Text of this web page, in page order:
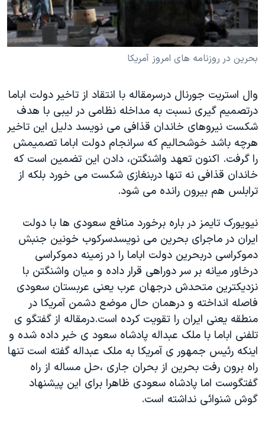
فرهنگ و زندگی
حقوق شهروندی
اسرائیل در جنگ
گالری عکس
آرشیو پخش زنده
مستندها
انتخابات ریاست جمهوری آمریکا ۲۰۲۴
حمله جمهوری اسلامی به اسرائیل
ورزش زنان در ایران
اعتراضات زن، زندگی، آزادی
مجموعه مستندهای دادخواهی
تریبونال مردمی آبان ۹۸
دادگاه حمید نوری
قانون شفافیت دارائی کادر رهبری ایران
اعتراضات مردمی آبان ۹۸
اسرائیل در جنگ
نرگس محمدی برنده جایزه نوبل صلح
همایش محافظه‌کاران آمریکا «سی‌پک»
صفحه‌های ویژه
سفر پرزیدنت ترامپ به چین
دنبال کنید
زبانهای مختلف
بحرین در روزنامه های امروز آمریکا
وال استریت جورنال درسرمقاله با انتقاد از تاخیر دولت اباما
درتصمیم گیری نسبت به مداخله نظامی در لیبی با هدف
شکست نیروهای خاندان قذافی می نویسد دلیل این تاخیر
هرچه باشد خوشحالیم که سرانجام دولت اباما تصمیمش
را گرفت. اکنون تعهد واشنگتن، دادن این تضمین است که
خاندان قذافی نه تنها دربنغازی شکست می خورد بلکه از
ترابلس هم بیرون رانده می شود.
نیویورک تایمز در باره برخورد منافع سعودی ها با دولت
ایران در ماجرای بحرین می نویسدسرکوب خونین جنبش
دموکراسی دربحرین دولت اباما را در زمینه دموکراسی
درخاور میانه بر سر دوراهی قرار داده و میان واشنگتن با
نزدیکترین متحدش درجهان عرب یعنی عربستان سعودی
فاصله انداخته و درهمان حال موضع دشمن آمریکا در
منطقه یعنی ایران را تقویت کرده است.درمقاله از گفتگو ی
تلفنی اباما با ملک عبداله پادشاه سعود ی خبر داده شده و
اینکه رئیس جمهور ی آمریکا به ملک عبداله گفته است تنها
راه برون رفت بحرین از بحران جاری ،حل مساله از راه
گفتگوست اما پادشاه سعودی ظاهرا برای این پیشنهاد
گوش شنوائی نداشته است.